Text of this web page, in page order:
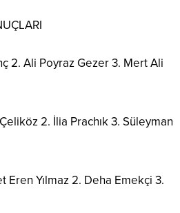
2. Ali Poyraz Gezer 3. Mert Ali
2. İlia Prachık 3. Süleyman
Eren Yılmaz 2. Deha Emekçi 3.